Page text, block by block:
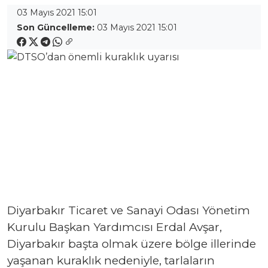
03 Mayıs 2021 15:01
Son Güncelleme: 03 Mayıs 2021 15:01
Diyarbakır Ticaret ve Sanayi Odası Yönetim
Kurulu Başkan Yardımcısı Erdal Avşar,
Diyarbakır başta olmak üzere bölge illerinde
yaşanan kuraklık nedeniyle, tarlaların